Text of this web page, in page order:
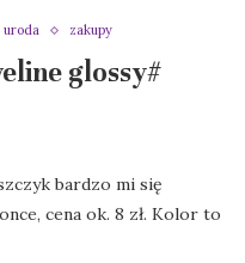
uroda zakupy
glossy#
bardzo mi się
cena ok. 8 zł. Kolor to